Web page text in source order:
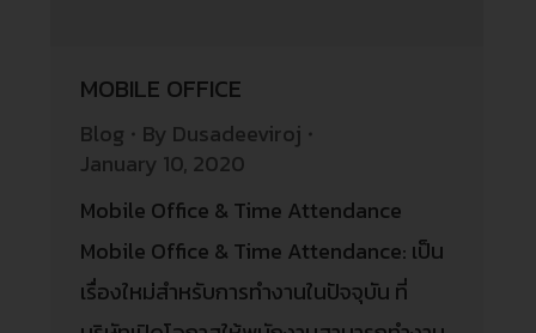
MOBILE OFFICE
Blog By Dusadeeviroj
January 10, 2020
Mobile Office & Time Attendance
Mobile Office & Time Attendance: เป็น
เรื่องใหม่สำหรับการทำงานในปัจจุบัน ที่